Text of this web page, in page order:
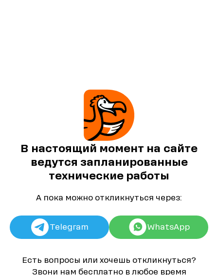
В настоящий момент на сайте
ведутся запланированные
технические работы
А пока можно откликнуться через:
Telegram WhatsApp
Есть вопросы или хочешь откликнуться?
Звони нам бесплатно в любое время